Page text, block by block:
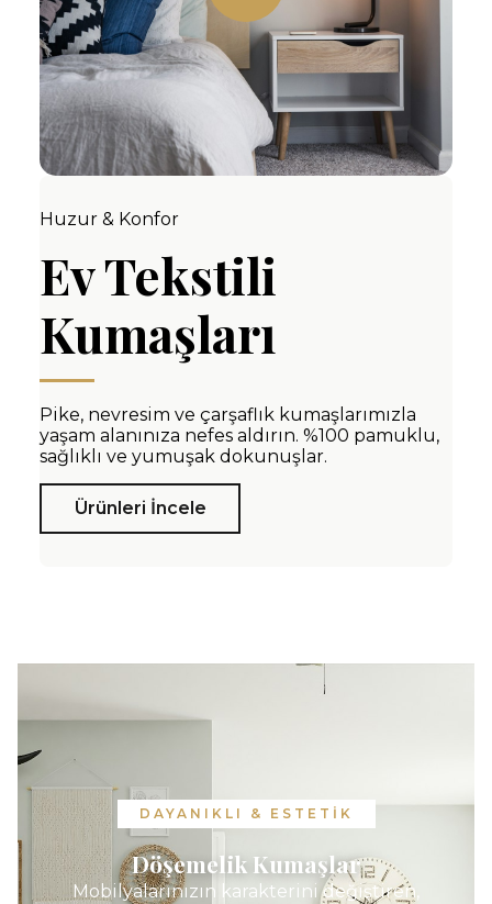
Huzur & Konfor
Ev Tekstili
Kumaşları
Pike, nevresim ve çarşaflık kumaşlarımızla
yaşam alanınıza nefes aldırın. %100 pamuklu,
sağlıklı ve yumuşak dokunuşlar.
Ürünleri İncele
DAYANIKLI & ESTETİK
Döşemelik Kumaşlar
Mobilyalarınızın karakterini değiştiren,